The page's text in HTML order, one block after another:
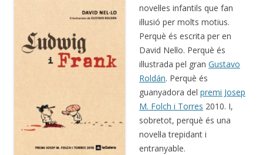
novel·les infantils que fan
il·lusió per molts motius.
Perquè és escrita per en
David Nel·lo. Perquè és
il·lustrada pel gran Gustavo
Roldán. Perquè és
guanyadora del premi Josep
M. Folch i Torres 2010. I,
sobretot, perquè és una
novel·la trepidant i
entranyable.